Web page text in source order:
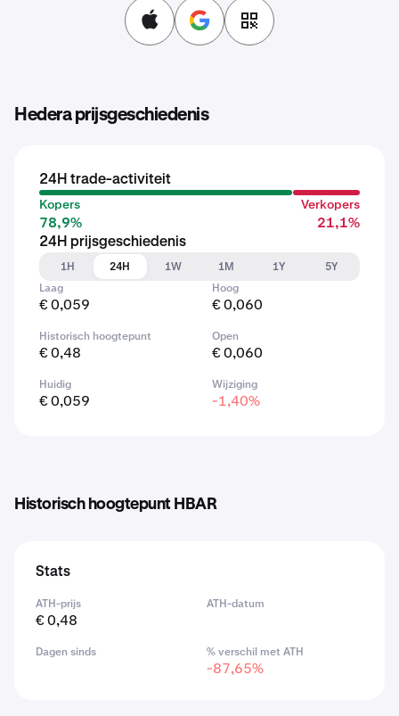
Hedera prijsgeschiedenis
24H trade-activiteit
Kopers
78,9%
Verkopers
21,1%
24H prijsgeschiedenis
1H
24H 1W 1M 1Y
5Y
Laag
€ 0,059
Hoog
€ 0,060
Historisch hoogtepunt
€ 0,48
Open
€ 0,060
Huidig
€ 0,059
Wijziging
-1,40%
Historisch hoogtepunt HBAR
Stats
ATH-prijs
€ 0,48
ATH-datum
Dagen sinds % verschil met ATH
-87,65%